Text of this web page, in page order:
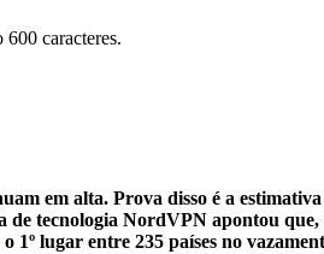
caracteres.
em alta. Prova disso é a
de tecnologia NordVPN apontou
1º lugar entre 235 países no